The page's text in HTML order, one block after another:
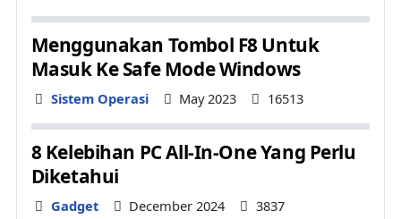
Menggunakan Tombol F8 Untuk
Masuk Ke Safe Mode Windows
Details
Sistem Operasi May 2023 16513
8 Kelebihan PC All-In-One Yang Perlu
Diketahui
Details
Gadget December 2024 3837